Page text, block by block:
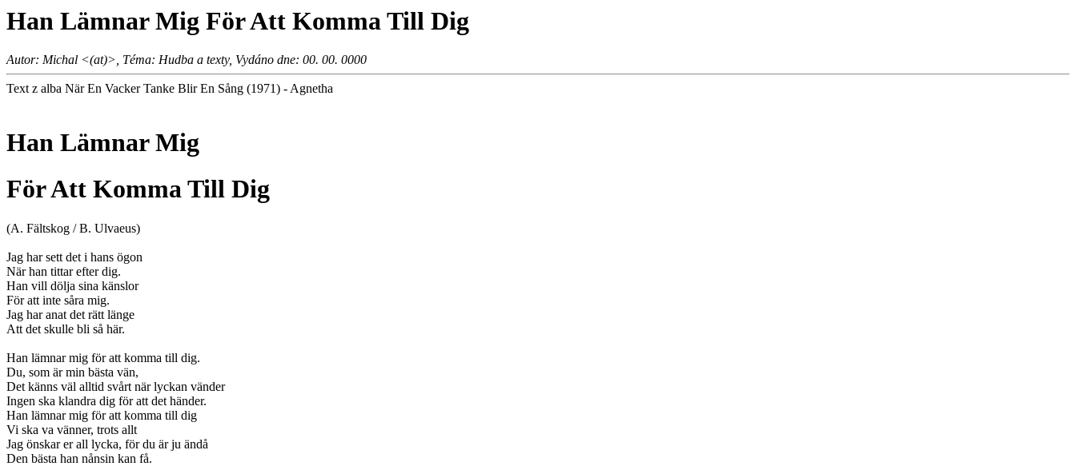
Han Lämnar Mig För Att Komma Till Dig
Autor: Michal <(at)>, Téma: Hudba a texty, Vydáno dne: 00. 00. 0000
Text z alba När En Vacker Tanke Blir En Sång (1971) - Agnetha
Han Lämnar Mig
För Att Komma Till Dig
(A. Fältskog / B. Ulvaeus)
Jag har sett det i hans ögon
När han tittar efter dig.
Han vill dölja sina känslor
För att inte såra mig.
Jag har anat det rätt länge
Att det skulle bli så här.
Han lämnar mig för att komma till dig.
Du, som är min bästa vän,
Det känns väl alltid svårt när lyckan vänder
Ingen ska klandra dig för att det händer.
Han lämnar mig för att komma till dig
Vi ska va vänner, trots allt
Jag önskar er all lycka, för du är ju ändå
Den bästa han nånsin kan få.